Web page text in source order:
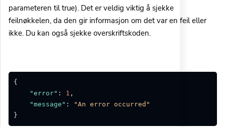
parameteren til true). Det er veldig viktig å sjekke
feilnøkkelen, da den gir informasjon om det var en feil eller
ikke. Du kan også sjekke overskriftskoden.
{
"error" : 1 ,
"message" :
"An error occurred"
}